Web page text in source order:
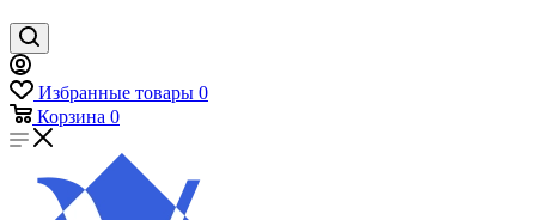
Избранные товары 0
Корзина 0